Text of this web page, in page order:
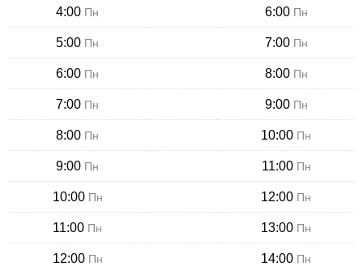
4:00 Пн 6:00 Пн
5:00 Пн 7:00 Пн
6:00 Пн 8:00 Пн
7:00 Пн 9:00 Пн
8:00 Пн 10:00 Пн
9:00 Пн 11:00 Пн
10:00 Пн 12:00 Пн
11:00 Пн 13:00 Пн
12:00 Пн 14:00 Пн